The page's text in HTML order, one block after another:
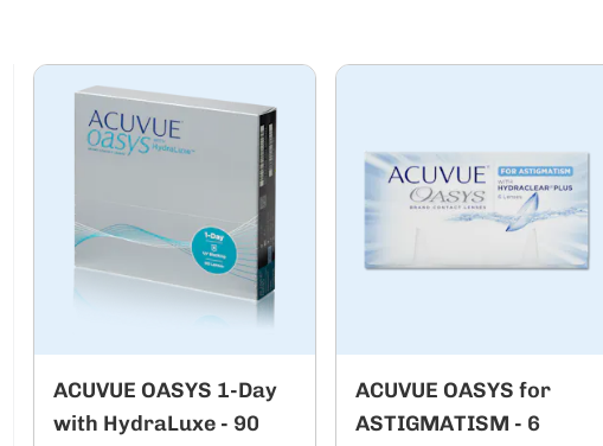
ACUVUE OASYS 1-Day
with HydraLuxe - 90
ACUVUE OASYS for
ASTIGMATISM - 6